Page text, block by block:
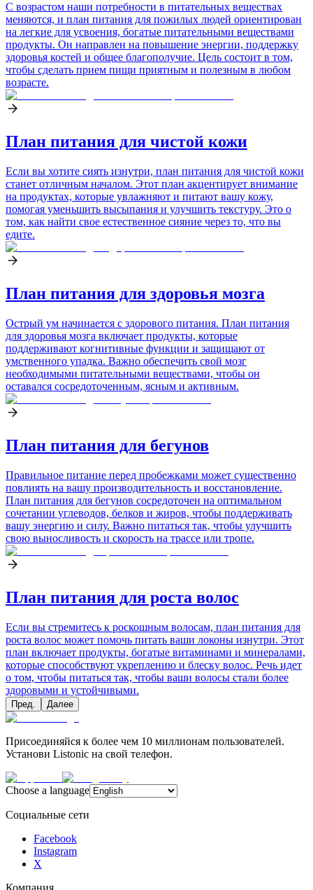
С возрастом наши потребности в питательных веществах
меняются, и план питания для пожилых людей ориентирован
на легкие для усвоения, богатые питательными веществами
продукты. Он направлен на повышение энергии, поддержку
здоровья костей и общее благополучие. Цель состоит в том,
чтобы сделать прием пищи приятным и полезным в любом
возрасте.
План питания для чистой кожи
Если вы хотите сиять изнутри, план питания для чистой кожи
станет отличным началом. Этот план акцентирует внимание
на продуктах, которые увлажняют и питают вашу кожу,
помогая уменьшить высыпания и улучшить текстуру. Это о
том, как найти свое естественное сияние через то, что вы
едите.
План питания для здоровья мозга
Острый ум начинается с здорового питания. План питания
для здоровья мозга включает продукты, которые
поддерживают когнитивные функции и защищают от
умственного упадка. Важно обеспечить свой мозг
необходимыми питательными веществами, чтобы он
оставался сосредоточенным, ясным и активным.
План питания для бегунов
Правильное питание перед пробежками может существенно
повлиять на вашу производительность и восстановление.
План питания для бегунов сосредоточен на оптимальном
сочетании углеводов, белков и жиров, чтобы поддерживать
вашу энергию и силу. Важно питаться так, чтобы улучшить
свою выносливость и скорость на трассе или тропе.
План питания для роста волос
Если вы стремитесь к роскошным волосам, план питания для
роста волос может помочь питать ваши локоны изнутри. Этот
план включает продукты, богатые витаминами и минералами,
которые способствуют укреплению и блеску волос. Речь идет
о том, чтобы питаться так, чтобы ваши волосы стали более
здоровыми и устойчивыми.
Пред. Далее
Присоединяйся к более чем 10 миллионам пользователей.
Установи Listonic на свой телефон.
Choose a language
Социальные сети
Facebook
Instagram
X
Компания